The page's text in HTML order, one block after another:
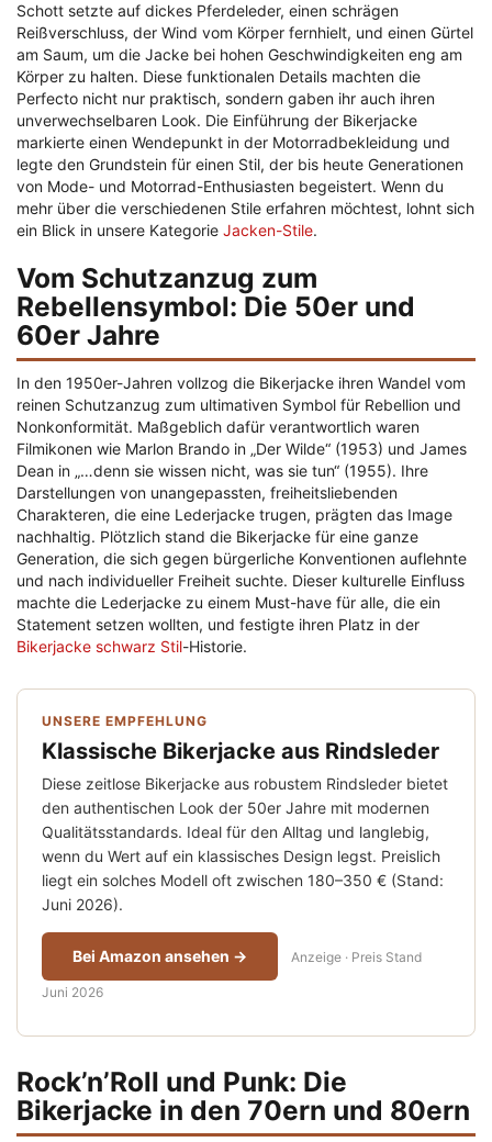
Schott setzte auf dickes Pferdeleder, einen schrägen
Reißverschluss, der Wind vom Körper fernhielt, und einen Gürtel
am Saum, um die Jacke bei hohen Geschwindigkeiten eng am
Körper zu halten. Diese funktionalen Details machten die
Perfecto nicht nur praktisch, sondern gaben ihr auch ihren
unverwechselbaren Look. Die Einführung der Bikerjacke
markierte einen Wendepunkt in der Motorradbekleidung und
legte den Grundstein für einen Stil, der bis heute Generationen
von Mode- und Motorrad-Enthusiasten begeistert. Wenn du
mehr über die verschiedenen Stile erfahren möchtest, lohnt sich
ein Blick in unsere Kategorie Jacken-Stile.
Vom Schutzanzug zum
Rebellensymbol: Die 50er und
60er Jahre
In den 1950er-Jahren vollzog die Bikerjacke ihren Wandel vom
reinen Schutzanzug zum ultimativen Symbol für Rebellion und
Nonkonformität. Maßgeblich dafür verantwortlich waren
Filmikonen wie Marlon Brando in „Der Wilde“ (1953) und James
Dean in „…denn sie wissen nicht, was sie tun“ (1955). Ihre
Darstellungen von unangepassten, freiheitsliebenden
Charakteren, die eine Lederjacke trugen, prägten das Image
nachhaltig. Plötzlich stand die Bikerjacke für eine ganze
Generation, die sich gegen bürgerliche Konventionen auflehnte
und nach individueller Freiheit suchte. Dieser kulturelle Einfluss
machte die Lederjacke zu einem Must-have für alle, die ein
Statement setzen wollten, und festigte ihren Platz in der
Bikerjacke schwarz Stil-Historie.
UNSERE EMPFEHLUNG
Klassische Bikerjacke aus Rindsleder
Diese zeitlose Bikerjacke aus robustem Rindsleder bietet
den authentischen Look der 50er Jahre mit modernen
Qualitätsstandards. Ideal für den Alltag und langlebig,
wenn du Wert auf ein klassisches Design legst. Preislich
liegt ein solches Modell oft zwischen 180–350 € (Stand:
Juni 2026).
Bei Amazon ansehen → Anzeige · Preis Stand
Juni 2026
Rock’n’Roll und Punk: Die
Bikerjacke in den 70ern und 80ern